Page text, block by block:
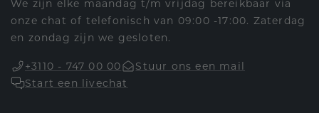
We zijn elke maandag t/m vrijdag bereikbaar via
onze chat of telefonisch van 09:00 -17:00. Zaterdag
en zondag zijn we gesloten.
+3110 - 747 00 00
Stuur ons een mail
Start een livechat